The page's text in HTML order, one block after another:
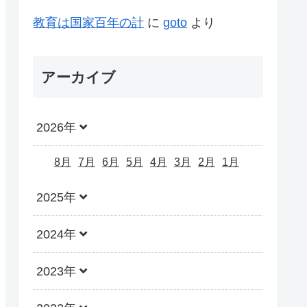
教育は国家百年の計 に goto より
アーカイブ
2026年
8月 7月 6月 5月 4月 3月 2月 1月
2025年
2024年
2023年